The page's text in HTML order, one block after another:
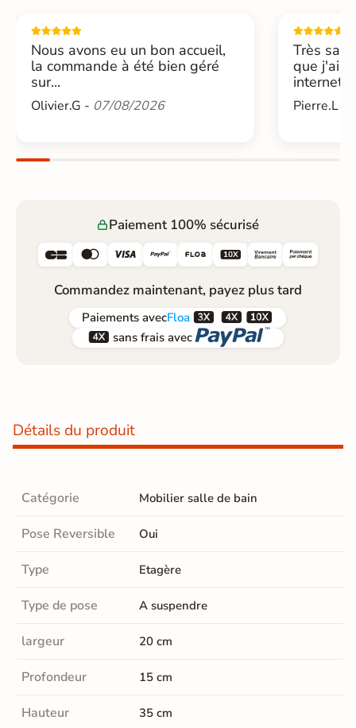
Nous avons eu un bon accueil,
la commande à été bien géré
sur...
Olivier.G - 07/08/2026
Très
que j'ai
internet....
Pierre.L -
Paiement 100% sécurisé
     
Commandez maintenant, payez plus tard
Paiements avecFloa  
 sans frais avec 
Détails du produit
Catégorie Mobilier salle de bain
Pose Reversible Oui
Type Etagère
Type de pose A suspendre
largeur 20 cm
Profondeur 15 cm
Hauteur 35 cm